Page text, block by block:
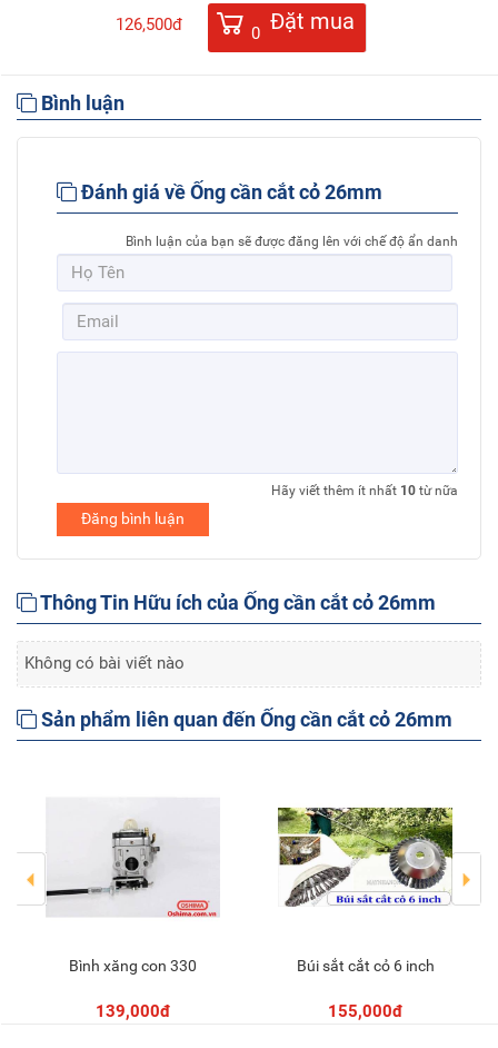
126,500đ 0 Đặt mua
Bình luận
Đánh giá về Ống cần cắt cỏ 26mm
Bình luận của bạn sẽ được đăng lên với chế độ ẩn danh
Hãy viết thêm ít nhất 10 từ nữa
Đăng bình luận
Thông Tin Hữu ích của Ống cần cắt cỏ 26mm
Không có bài viết nào
Sản phẩm liên quan đến Ống cần cắt cỏ 26mm
Thêm vào giỏ
Bình xăng con 330
139,000đ
Thêm vào giỏ
Búi sắt cắt cỏ 6 inch
155,000đ